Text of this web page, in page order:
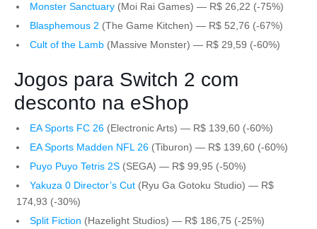
Monster Sanctuary (Moi Rai Games) — R$ 26,22 (-75%)
Blasphemous 2 (The Game Kitchen) — R$ 52,76 (-67%)
Cult of the Lamb (Massive Monster) — R$ 29,59 (-60%)
Jogos para Switch 2 com
desconto na eShop
EA Sports FC 26 (Electronic Arts) — R$ 139,60 (-60%)
EA Sports Madden NFL 26 (Tiburon) — R$ 139,60 (-60%)
Puyo Puyo Tetris 2S (SEGA) — R$ 99,95 (-50%)
Yakuza 0 Director’s Cut (Ryu Ga Gotoku Studio) — R$
174,93 (-30%)
Split Fiction (Hazelight Studios) — R$ 186,75 (-25%)